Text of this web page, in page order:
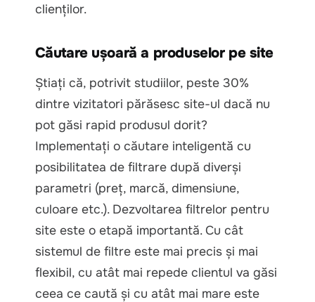
clienților.
Căutare ușoară a produselor pe site
Știați că, potrivit studiilor, peste 30%
dintre vizitatori părăsesc site-ul dacă nu
pot găsi rapid produsul dorit?
Implementați o căutare inteligentă cu
posibilitatea de filtrare după diverși
parametri (preț, marcă, dimensiune,
culoare etc.). Dezvoltarea filtrelor pentru
site este o etapă importantă. Cu cât
sistemul de filtre este mai precis și mai
flexibil, cu atât mai repede clientul va găsi
ceea ce caută și cu atât mai mare este